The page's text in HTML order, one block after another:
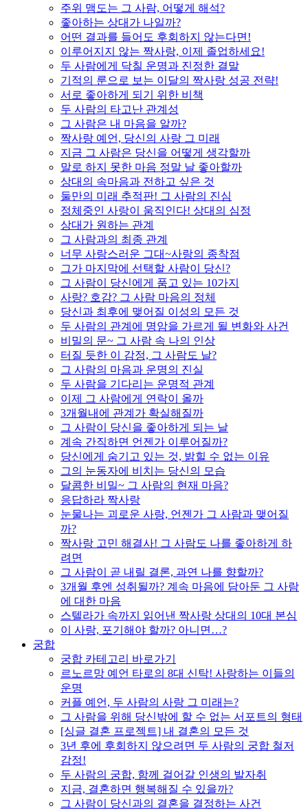
주위 맴도는 그 사람, 어떻게 해석?
좋아하는 상대가 나일까?
어떤 결과를 들어도 후회하지 않는다면!
이루어지지 않는 짝사랑, 이제 졸업하세요!
두 사람에게 닥칠 운명과 진정한 결말
기적의 룬으로 보는 이달의 짝사랑 성공 전략!
서로 좋아하게 되기 위한 비책
두 사람의 타고난 관계성
그 사람은 내 마음을 알까?
짝사랑 예언, 당신의 사랑 그 미래
지금 그 사람은 당신을 어떻게 생각할까
말로 하지 못한 마음 정말 날 좋아할까
상대의 속마음과 전하고 싶은 것
둘만의 미래 추적판! 그 사람의 진심
정체중인 사랑이 움직인다! 상대의 심정
상대가 원하는 관계
그 사람과의 최종 관계
너무 사랑스러운 그대~사랑의 종착점
그가 마지막에 선택할 사람이 당신?
그 사람이 당신에게 품고 있는 10가지
사랑? 호감? 그 사람 마음의 정체
당신과 최후에 맺어질 이성의 모든 것
두 사람의 관계에 명암을 가르게 될 변화와 사건
비밀의 문~ 그 사람 속 나의 인상
터질 듯한 이 감정, 그 사람도 날?
그 사람의 마음과 운명의 진실
두 사람을 기다리는 운명적 관계
이제 그 사람에게 연락이 올까
3개월내에 관계가 확실해질까
그 사람이 당신을 좋아하게 되는 날
계속 간직하면 언젠가 이루어질까?
당신에게 숨기고 있는 것, 밝힐 수 없는 이유
그의 눈동자에 비치는 당신의 모습
달콤한 비밀~ 그 사람의 현재 마음?
응답하라 짝사랑
눈물나는 괴로운 사랑, 언젠가 그 사람과 맺어질
까?
짝사랑 고민 해결사! 그 사람도 나를 좋아하게 하
려면
그 사람이 곧 내릴 결론, 과연 나를 향할까?
3개월 후엔 성취될까? 계속 마음에 담아둔 그 사람
에 대한 마음
스텔라가 속까지 읽어낸 짝사랑 상대의 10대 본심
이 사랑, 포기해야 할까? 아니면…?
궁합
궁합 카테고리 바로가기
르노르망 예언 타로의 8대 신탁! 사랑하는 이들의
운명
커플 예언, 두 사람의 사랑 그 미래는?
그 사람을 위해 당신밖에 할 수 없는 서포트의 형태
[싱글 결혼 프로젝트] 내 결혼의 모든 것
3년 후에 후회하지 않으려면 두 사람의 궁합 철저
감정!
두 사람의 궁합, 함께 걸어갈 인생의 발자취
지금, 결혼하면 행복해질 수 있을까?
그 사람이 당신과의 결혼을 결정하는 사건